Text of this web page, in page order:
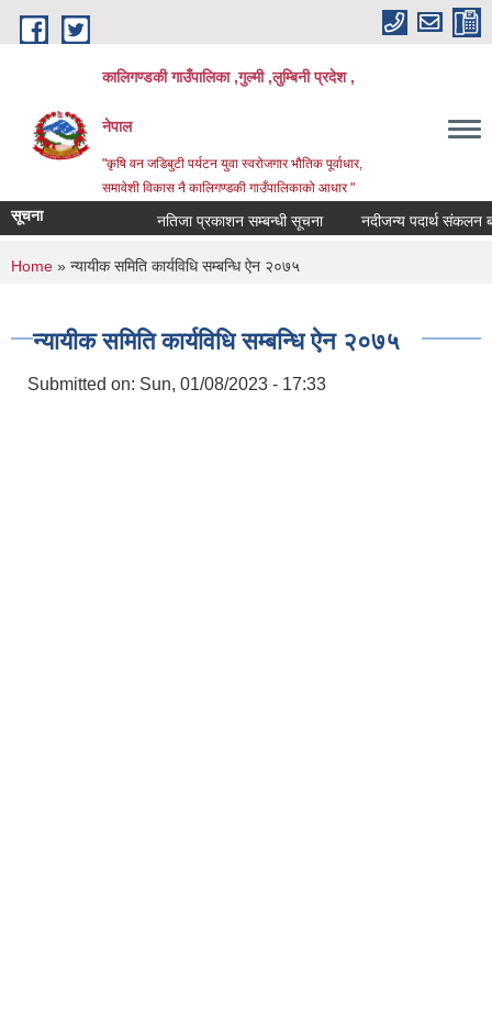
Skip to main content
कालिगण्डकी गाउँपालिका ,गुल्मी ,लुम्बिनी प्रदेश ,
नेपाल
"कृषि वन जडिबुटी पर्यटन युवा स्वरोजगार भौतिक पूर्वाधार,
समावेशी विकास नै कालिगण्डकी गाउँपालिकाको आधार "
सूचना नतिजा प्रकाशन सम्बन्धी सूचना नदीजन्य पदार्थ संकलन बन्द
You are here
Home » न्यायीक समिति कार्यविधि सम्बन्धि ऐन २०७५
न्यायीक समिति कार्यविधि सम्बन्धि ऐन २०७५
Submitted on: Sun, 01/08/2023 - 17:33